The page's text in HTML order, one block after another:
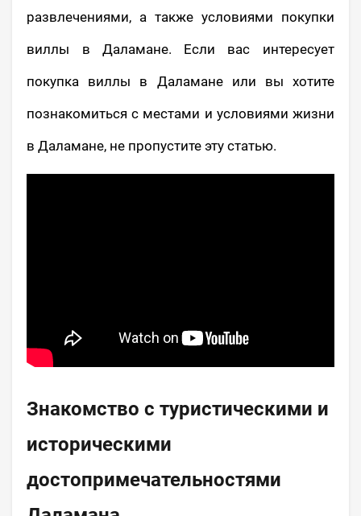
развлечениями, а также условиями покупки
виллы в Даламане. Если вас интересует
покупка виллы в Даламане или вы хотите
познакомиться с местами и условиями жизни
в Даламане, не пропустите эту статью.
Знакомство с туристическими и
историческими
достопримечательностями